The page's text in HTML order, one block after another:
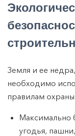
Земля и ее
необходимо
правилам
Максимально
угодья,